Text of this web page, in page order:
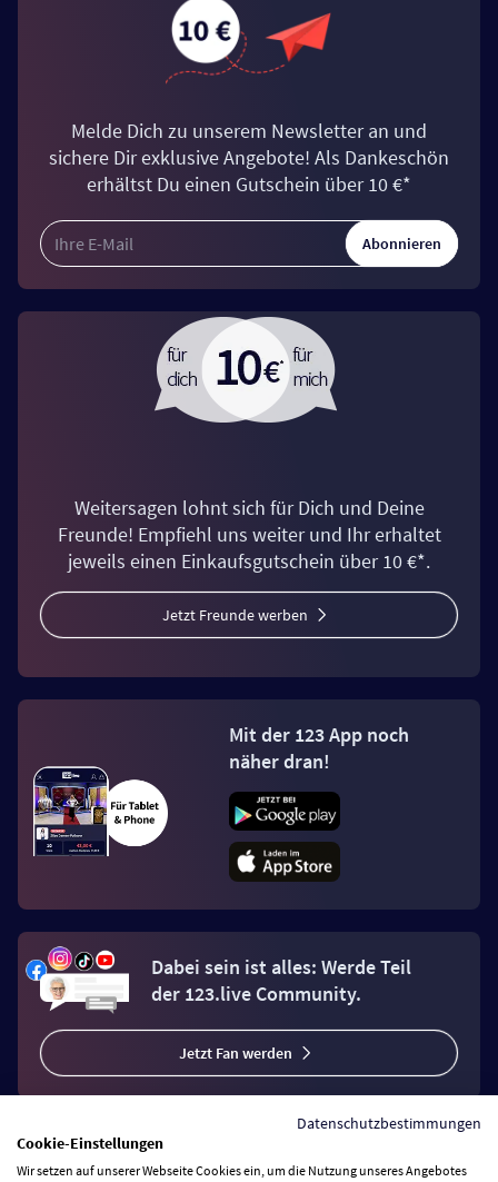
Melde Dich zu unserem Newsletter an und
sichere Dir exklusive Angebote! Als Dankeschön
erhältst Du einen Gutschein über 10 €*
Abonnieren
Weitersagen lohnt sich für Dich und Deine
Freunde! Empfiehl uns weiter und Ihr erhaltet
jeweils einen Einkaufsgutschein über 10 €*.
Jetzt Freunde werben
Mit der 123 App noch
näher dran!
Dabei sein ist alles: Werde Teil
der 123.live Community.
Jetzt Fan werden
Datenschutzbestimmungen
Cookie-Einstellungen
Wir setzen auf unserer Webseite Cookies ein, um die Nutzung unseres Angebotes